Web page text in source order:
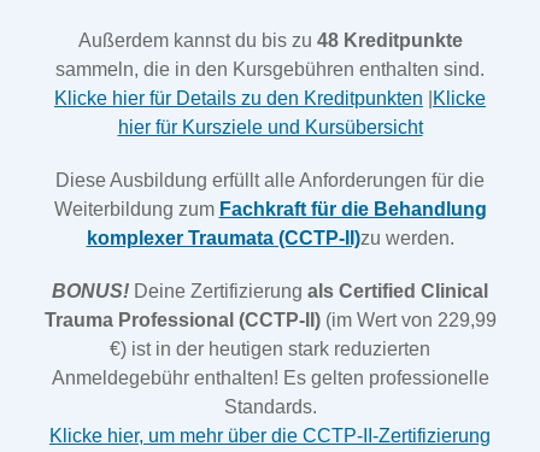
Außerdem kannst du bis zu 48 Kreditpunkte
sammeln, die in den Kursgebühren enthalten sind.
Klicke hier für Details zu den Kreditpunkten
Klicke
hier für Kursziele und Kursübersicht
Diese Ausbildung erfüllt alle Anforderungen für die
Weiterbildung zum Fachkraft für die Behandlung
komplexer Traumata (CCTP-II)zu werden.
BONUS! Deine Zertifizierung als Certified Clinical
Trauma Professional (CCTP-II)(im Wert von 229,99
€) ist in der heutigen stark reduzierten
Anmeldegebühr enthalten! Es gelten professionelle
Standards.
Klicke hier, um mehr über die CCTP-II-Zertifizierung